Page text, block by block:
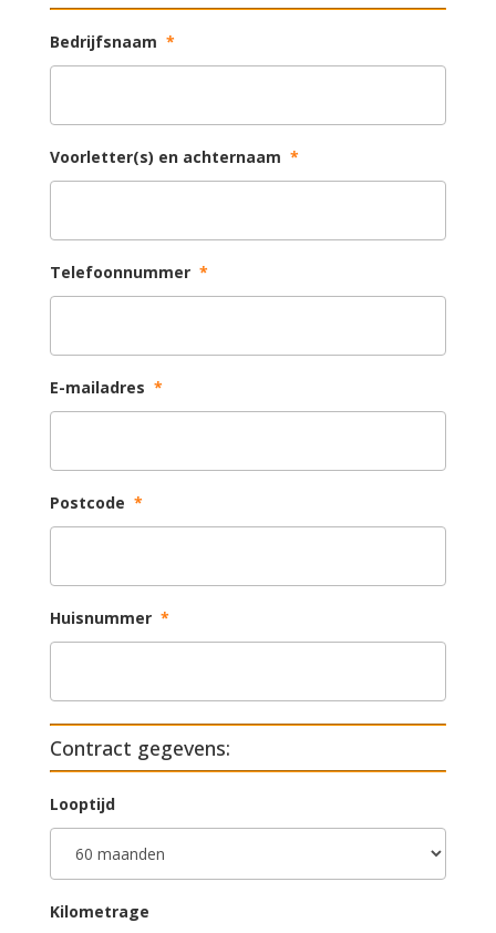
Bedrijfsnaam *
Voorletter(s) en achternaam *
Telefoonnummer *
E-mailadres *
Postcode *
Huisnummer *
Contract gegevens:
Looptijd
Kilometrage